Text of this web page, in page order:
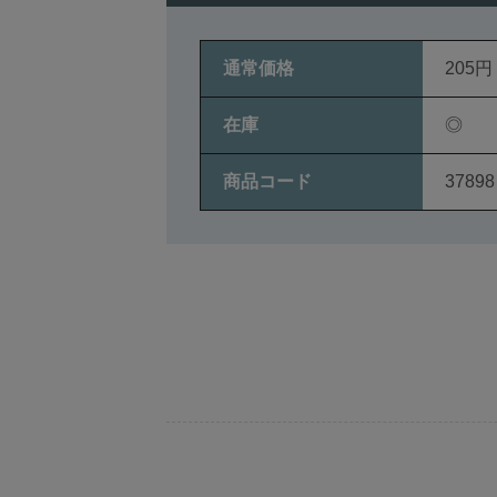
通常価格 205円
在庫 ◎
商品コード 37898